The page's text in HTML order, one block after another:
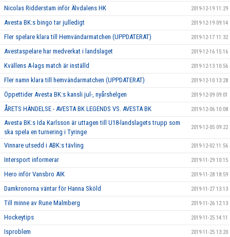
Nicolas Ridderstam inför Älvdalens HK 2019-12-19 11:29
Avesta BK:s bingo tar julledigt 2019-12-19 09:14
Fler spelare klara till Hemvändarmatchen (UPPDATERAT) 2019-12-17 11:32
Avestaspelare har medverkat i landslaget 2019-12-16 15:16
Kvällens A-lags match är inställd 2019-12-13 10:56
Fler namn klara till hemvändarmatchen (UPPDATERAT) 2019-12-10 13:28
Öppettider Avesta BK:s kansli jul-, nyårshelgen 2019-12-09 09:01
ÅRETS HÄNDELSE - AVESTA BK LEGENDS VS. AVESTA BK 2019-12-06 10:08
Avesta BK:s Ida Karlsson är uttagen till U18-landslagets trupp som
ska spela en turnering i Tyringe
2019-12-05 09:22
Vinnare utsedd i ABK:s tävling 2019-12-02 11:56
Intersport informerar 2019-11-29 10:15
Hero inför Vansbro AIK 2019-11-28 18:59
Damkronorna väntar för Hanna Sköld 2019-11-27 13:13
Till minne av Rune Malmberg 2019-11-26 12:13
Hockeytips 2019-11-25 14:11
Isproblem 2019-11-25 13:20